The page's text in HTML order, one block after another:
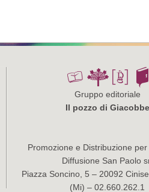
Gruppo editoriale
Il pozzo di Giacobbe
Promozione e Distribuzione
Diffusione San Paolo
Piazza Soncino, 5 – 20092
(Mi) – 02.660.262.1